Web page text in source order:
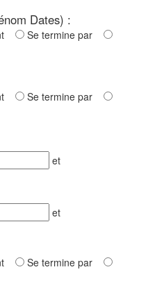
Dates) :
Se termine par
Se termine par
et
et
Se termine par